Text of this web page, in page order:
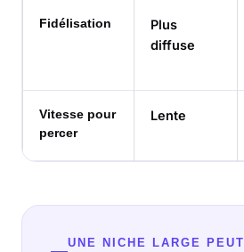
Fidélisation
Plus
diffuse
Vitesse pour
percer
Lente
UNE NICHE LARGE PEUT